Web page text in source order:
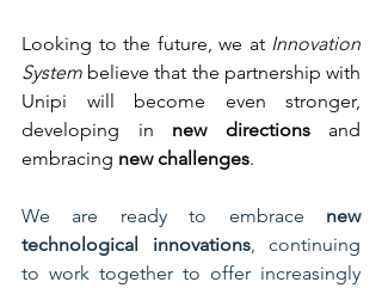
Looking to the future, we at Innovation
System believe that the partnership with
Unipi will become even stronger,
developing in new directions and
embracing new challenges.
We are ready to embrace new
technological innovations, continuing
to work together to offer increasingly